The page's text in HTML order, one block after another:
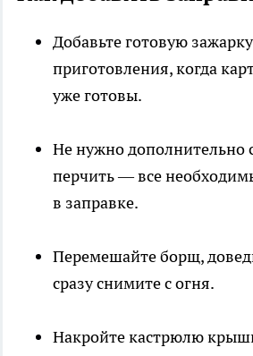
Добавьте готовую
приготовления, когда
уже готовы.
Не нужно дополнительно
перчить — все
в заправке.
Перемешайте борщ,
сразу снимите с огня.
Накройте кастрюлю